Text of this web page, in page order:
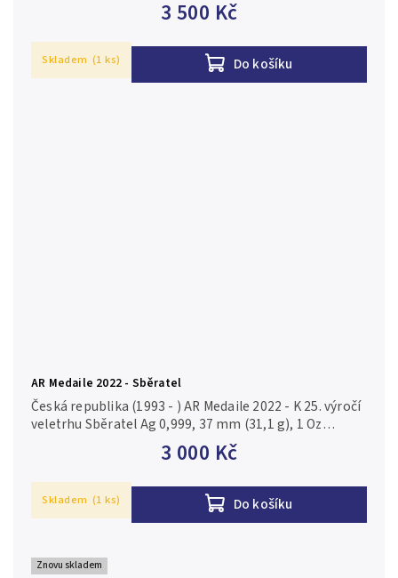
3 500 Kč
Do košíku
Skladem (1 ks)
AR Medaile 2022 - Sběratel
3 000 Kč
Do košíku
Česká republika (1993 - ) AR Medaile 2022 - K 25. výročí
veletrhu Sběratel Ag 0,999, 37 mm (31,1 g), 1 Oz
(raženo 500 ks), kapsle lehce napr., etue, certifikát,
Skladem (1 ks)
Znovu skladem